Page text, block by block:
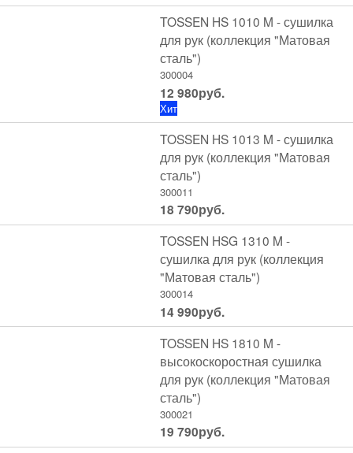
TOSSEN HS 1010 M - сушилка
для рук (коллекция "Матовая
сталь")
300004
12 980руб.
Хит
TOSSEN HS 1013 M - сушилка
для рук (коллекция "Матовая
сталь")
300011
18 790руб.
TOSSEN HSG 1310 M -
сушилка для рук (коллекция
"Матовая сталь")
300014
14 990руб.
TOSSEN HS 1810 M -
высокоскоростная сушилка
для рук (коллекция "Матовая
сталь")
300021
19 790руб.